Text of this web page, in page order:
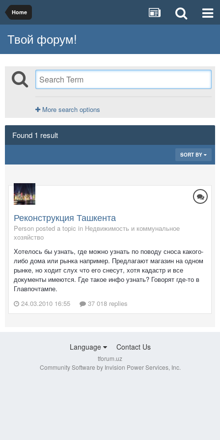
Home
Твой форум!
More search options
Found 1 result
SORT BY
Реконструкция Ташкента
Person posted a topic in Недвижимость и коммунальное
хозяйство
Хотелось бы узнать, где можно узнать по поводу сноса какого-
либо дома или рынка например. Предлагают магазин на одном
рынке, но ходит слух что его снесут, хотя кадастр и все
документы имеются. Где такое инфо узнать? Говорят где-то в
Главпочтампе.
24.03.2010 16:55
37 018 replies
Language Contact Us
tforum.uz
Community Software by Invision Power Services, Inc.